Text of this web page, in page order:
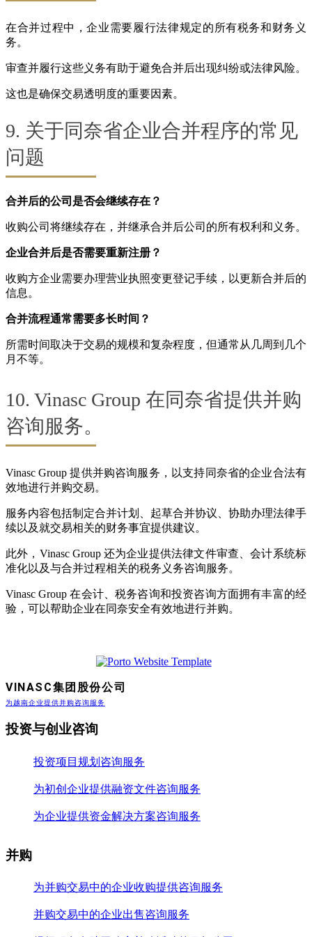
在合并过程中，企业需要履行法律规定的所有税务和财务义
务。
审查并履行这些义务有助于避免合并后出现纠纷或法律风险。
这也是确保交易透明度的重要因素。
9. 关于同奈省企业合并程序的常见
问题
合并后的公司是否会继续存在？
收购公司将继续存在，并继承合并后公司的所有权利和义务。
企业合并后是否需要重新注册？
收购方企业需要办理营业执照变更登记手续，以更新合并后的
信息。
合并流程通常需要多长时间？
所需时间取决于交易的规模和复杂程度，但通常从几周到几个
月不等。
10. Vinasc Group 在同奈省提供并购
咨询服务。
Vinasc Group 提供并购咨询服务，以支持同奈省的企业合法有
效地进行并购交易。
服务内容包括制定合并计划、起草合并协议、协助办理法律手
续以及就交易相关的财务事宜提供建议。
此外，Vinasc Group 还为企业提供法律文件审查、会计系统标
准化以及与合并过程相关的税务义务咨询服务。
Vinasc Group 在会计、税务咨询和投资咨询方面拥有丰富的经
验，可以帮助企业在同奈安全有效地进行并购。
VINASC集团股份公司
为越南企业提供并购咨询服务
投资与创业咨询
投资项目规划咨询服务
为初创企业提供融资文件咨询服务
为企业提供资金解决方案咨询服务
并购
为并购交易中的企业收购提供咨询服务
并购交易中的企业出售咨询服务